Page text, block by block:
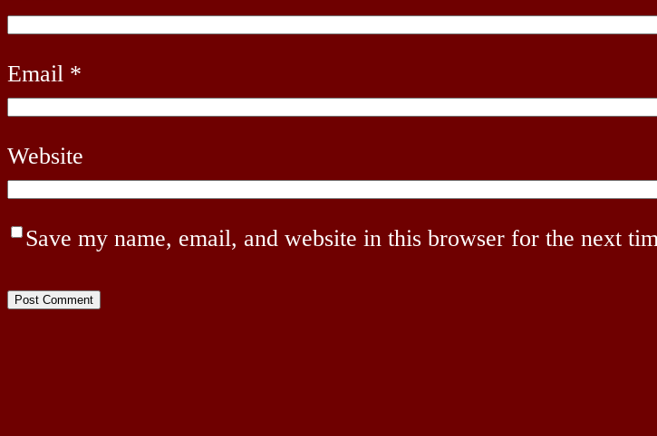
Email *
Website
Save my name, email, and website in this browser for the next